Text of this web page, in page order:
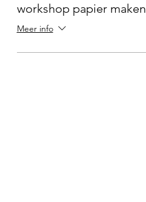
workshop papier maken
Meer info